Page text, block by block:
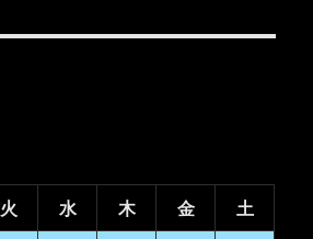
火 水 木 金
土